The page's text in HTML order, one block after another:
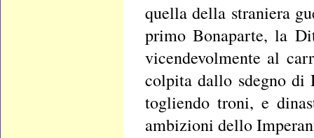
quella della straniera
primo Bonaparte, la
vicendevolmente al
colpita dallo sdegno di
togliendo troni, e
ambizioni dello